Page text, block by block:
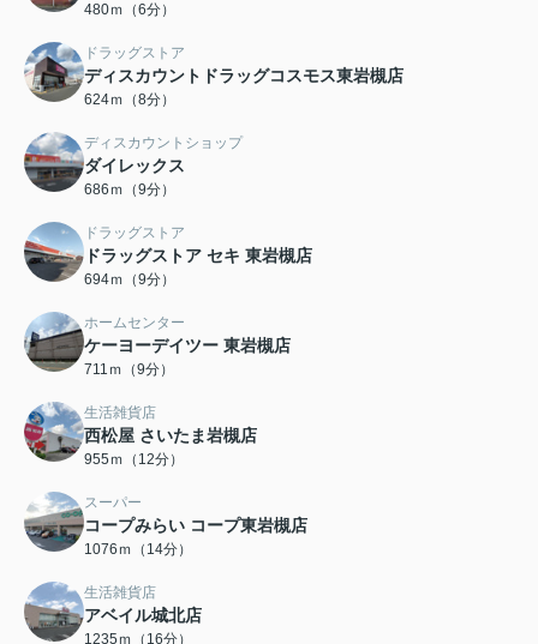
480ｍ（6分）
ドラッグストア
ディスカウントドラッグコスモス東岩槻店
624ｍ（8分）
ディスカウントショップ
ダイレックス
686ｍ（9分）
ドラッグストア
ドラッグストア セキ 東岩槻店
694ｍ（9分）
ホームセンター
ケーヨーデイツー 東岩槻店
711ｍ（9分）
生活雑貨店
西松屋 さいたま岩槻店
955ｍ（12分）
スーパー
コープみらい コープ東岩槻店
1076ｍ（14分）
生活雑貨店
アベイル城北店
1235ｍ（16分）